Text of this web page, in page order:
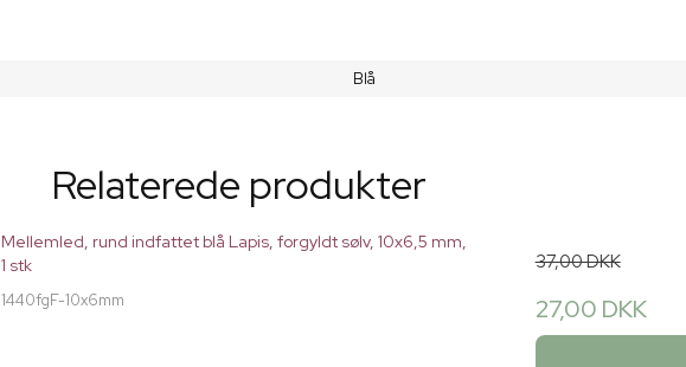
Blå
Relaterede produkter
Mellemled, rund indfattet blå Lapis, forgyldt sølv, 10x6,5 mm,
1 stk
1440fgF-10x6mm
37,00 DKK
27,00 DKK